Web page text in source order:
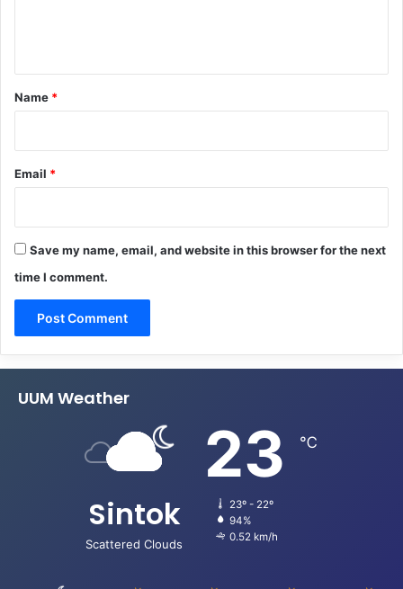
*
Name *
Email *
Save my name, email, and website in this browser for the next
time I comment.
UUM Weather
Sintok
Scattered Clouds
23 ℃
23º - 22º
94%
0.52 km/h